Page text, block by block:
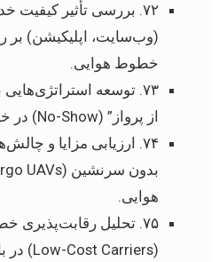
۷۲. بررسی تأثیر کیفیت
(وب‌سایت، اپلیکیشن) بر
خطوط هوایی.
۷۳. توسعه
از پرواز” (No-Show) در خطوط هوایی.
۷۴. ارزیابی مزایا و
هوایی.
۷۵. تحلیل رقابت‌پذیری
(Low-Cost Carriers) در بازار ایران.